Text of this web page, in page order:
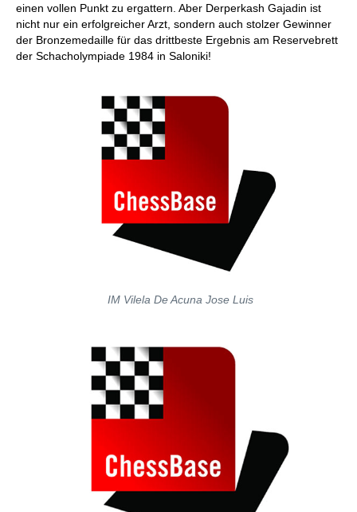
einen vollen Punkt zu ergattern. Aber Derperkash Gajadin ist
nicht nur ein erfolgreicher Arzt, sondern auch stolzer Gewinner
der Bronzemedaille für das drittbeste Ergebnis am Reservebrett
der Schacholympiade 1984 in Saloniki!
IM Vilela De Acuna Jose Luis